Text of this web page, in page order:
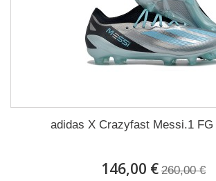
adidas X Crazyfast Messi.1 FG
146,00 € 260,00 €